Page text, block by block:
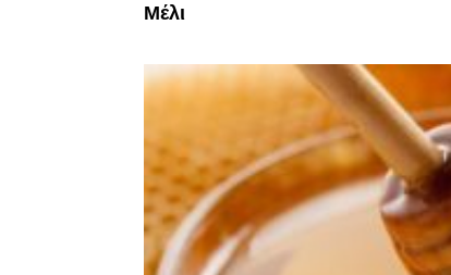
Μέλι